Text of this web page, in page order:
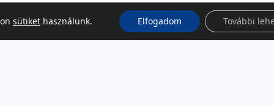
sütikethasználunk. Elfogadom További